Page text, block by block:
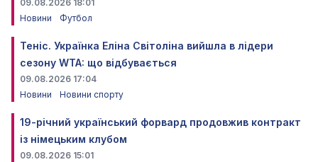
09.08.2026 18:01
Новини
Футбол
Теніс. Українка Еліна Світоліна вийшла в лідери
сезону WTA: що відбувається
09.08.2026 17:04
Новини
Новини спорту
19-річний український форвард продовжив контракт
із німецьким клубом
09.08.2026 15:01